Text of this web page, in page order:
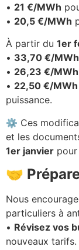
• 21 €/MWh
• 20,5 €/MWh
À partir du 1er
• 33,70 €/MWh
• 26,23 €/MWh
• 22,50 €/MWh
puissance.
⚙️ Ces
et les
1er janvier
🤝
Nous
particuliers à
• Révisez vos
nouveaux tarifs.